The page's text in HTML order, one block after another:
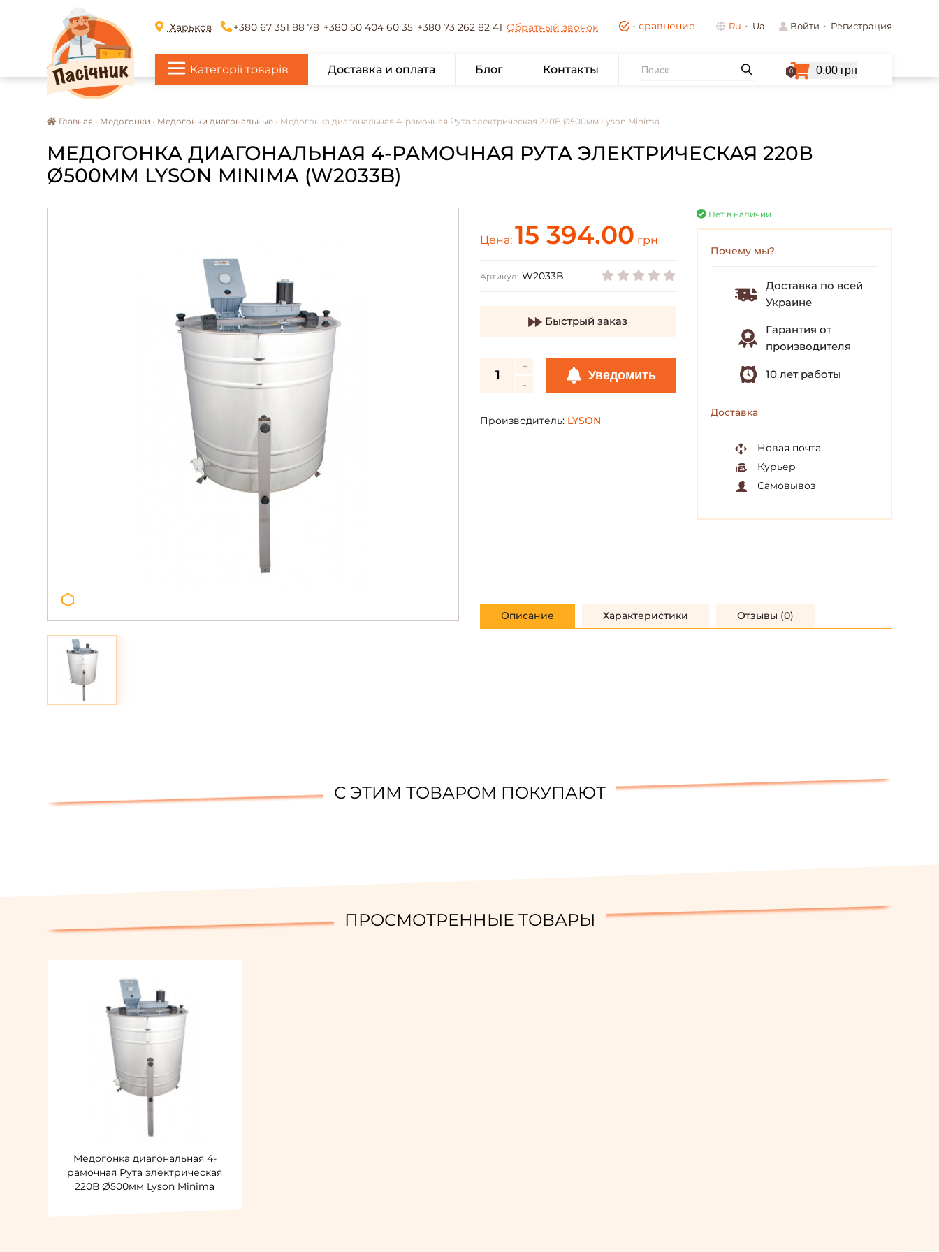
Харьков +380 67 351 88 78 +380 50 404 60 35 +380 73 262 82 41 Обратный звонок - сравнение Ru Ua Войти Регистрация
Категорії товарів Доставка и оплата Блог Контакты 0 0.00 грн
Главная • Медогонки • Медогонки диагональные • Медогонка диагональная 4-рамочная Рута электрическая 220В Ø500мм Lyson Minima
МЕДОГОНКА ДИАГОНАЛЬНАЯ 4-РАМОЧНАЯ РУТА ЭЛЕКТРИЧЕСКАЯ 220В
Ø500ММ LYSON MINIMA (W2033B)
Цена: 15 394.00 грн
Артикул: W2033B
Быстрый заказ
Уведомить
Производитель: LYSON
Нет в наличии
Почему мы?
Доставка по всей
Украине
Гарантия от
производителя
10 лет работы
Доставка
Новая почта
Курьер
Самовывоз
Описание Характеристики Отзывы (0)
С ЭТИМ ТОВАРОМ ПОКУПАЮТ
ПРОСМОТРЕННЫЕ ТОВАРЫ
Медогонка диагональная 4-
рамочная Рута электрическая
220В Ø500мм Lyson Minima